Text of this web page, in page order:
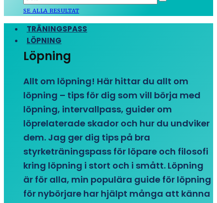
SE ALLA RESULTAT
TRÄNINGSPASS
LÖPNING
Löpning
Allt om löpning! Här hittar du allt om
löpning – tips för dig som vill börja med
löpning, intervallpass, guider om
löprelaterade skador och hur du undviker
dem. Jag ger dig tips på bra
styrketräningspass för löpare och filosofi
kring löpning i stort och i smått. Löpning
är för alla, min populära guide för löpning
för nybörjare har hjälpt många att känna